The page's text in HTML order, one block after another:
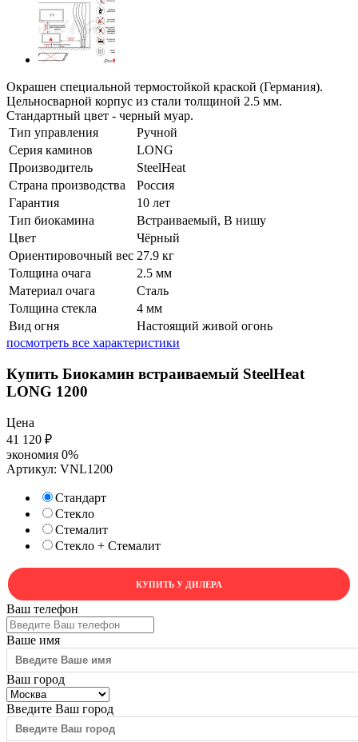
Окрашен специальной термостойкой краской (Германия).
Цельносварной корпус из стали толщиной 2.5 мм.
Стандартный цвет - черный муар.
Тип управления
Ручной
Серия каминов
LONG
Производитель
SteelHeat
Страна производства
Россия
Гарантия
10 лет
Тип биокамина
Встраиваемый, В нишу
Цвет
Чёрный
Ориентировочный вес 27.9 кг
Толщина очага
2.5 мм
Материал очага
Сталь
Толщина стекла
4 мм
Вид огня
Настоящий живой огонь
посмотреть все характеристики
Купить Биокамин встраиваемый SteelHeat
LONG 1200
Цена
41 120 ₽
экономия 0%
Артикул: VNL1200
Стандарт
Стекло
Стемалит
Стекло + Стемалит
КУПИТЬ У ДИЛЕРА
Ваш телефон
Ваше имя
Ваш город
Введите Ваш город